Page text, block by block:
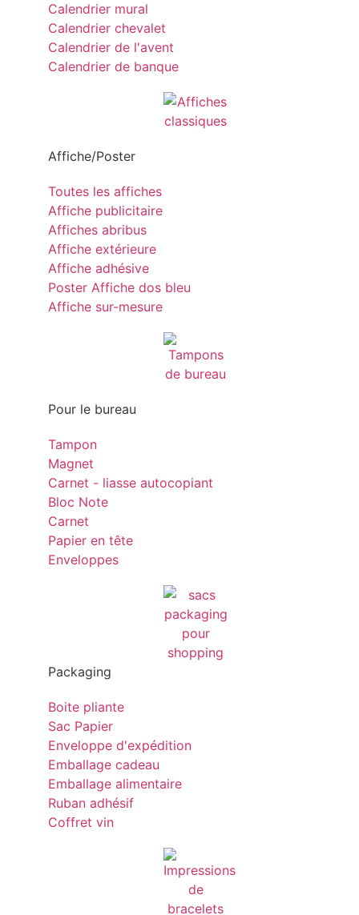
Calendrier mural
Calendrier chevalet
Calendrier de l'avent
Calendrier de banque
Affiche/Poster
Toutes les affiches
Affiche publicitaire
Affiches abribus
Affiche extérieure
Affiche adhésive
Poster Affiche dos bleu
Affiche sur-mesure
Pour le bureau
Tampon
Magnet
Carnet - liasse autocopiant
Bloc Note
Carnet
Papier en tête
Enveloppes
Packaging
Boite pliante
Sac Papier
Enveloppe d'expédition
Emballage cadeau
Emballage alimentaire
Ruban adhésif
Coffret vin